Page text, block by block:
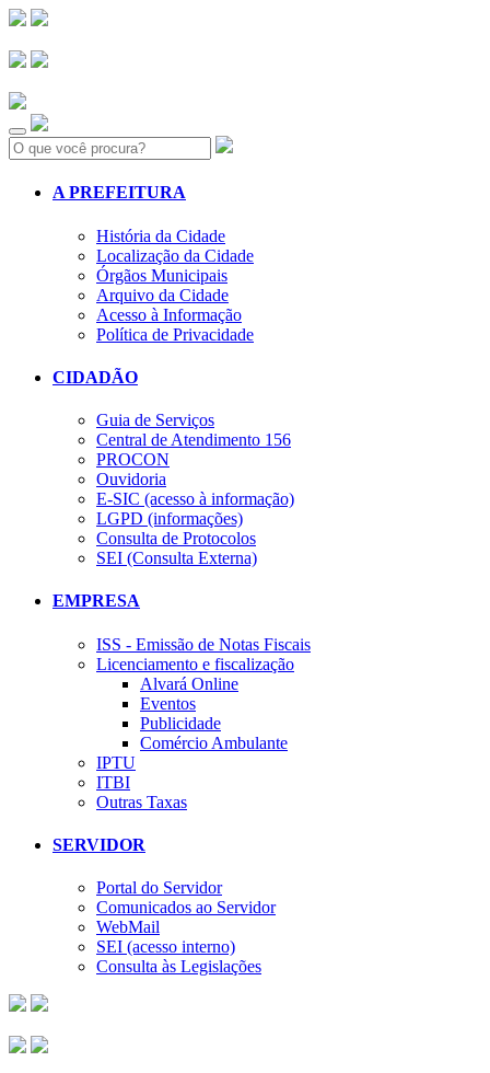
Search:
A PREFEITURA
História da Cidade
Localização da Cidade
Órgãos Municipais
Arquivo da Cidade
Acesso à Informação
Política de Privacidade
CIDADÃO
Guia de Serviços
Central de Atendimento 156
PROCON
Ouvidoria
E-SIC (acesso à informação)
LGPD (informações)
Consulta de Protocolos
SEI (Consulta Externa)
EMPRESA
ISS - Emissão de Notas Fiscais
Licenciamento e fiscalização
Alvará Online
Eventos
Publicidade
Comércio Ambulante
IPTU
ITBI
Outras Taxas
SERVIDOR
Portal do Servidor
Comunicados ao Servidor
WebMail
SEI (acesso interno)
Consulta às Legislações